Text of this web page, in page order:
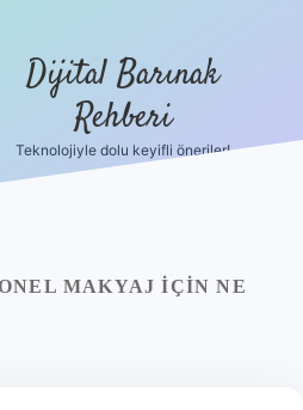
Dijital Barınak
Rehberi
Teknolojiyle dolu keyifli öneriler!
MAKYAJ IÇIN NE